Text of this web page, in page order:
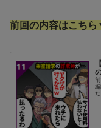
前回の内容はこち